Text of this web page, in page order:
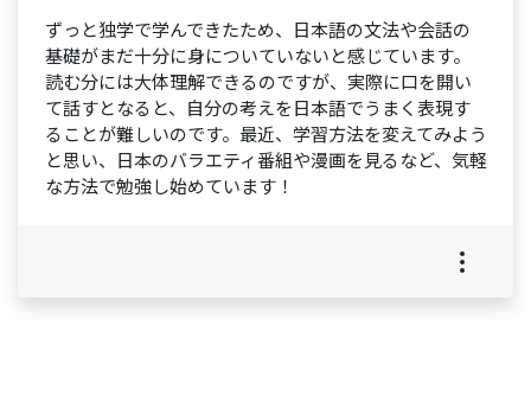
ずっと独学で学んできたため、日本語の文法や会話の
基礎がまだ十分に身についていないと感じています。
読む分には大体理解できるのですが、実際に口を開い
て話すとなると、自分の考えを日本語でうまく表現す
ることが難しいのです。最近、学習方法を変えてみよう
と思い、日本のバラエティ番組や漫画を見るなど、気軽
な方法で勉強し始めています！